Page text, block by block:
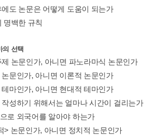
도 논문은 어떻게 도움이 되는가
명백한 규칙
의 선택
논문인가, 아니면 파노라마식 논문인가
문인가, 아니면 이론적 논문인가
마인가, 아니면 현대적 테마인가
작성하기 위해서는 얼마나 시간이 걸리는가
로 외국어를 알아야 하는가
> 논문인가, 아니면 정치적 논문인가